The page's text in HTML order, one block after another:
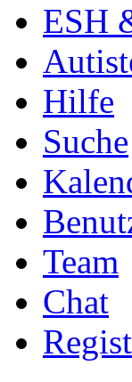
ESH
Hilfe
Suche
Team
Chat